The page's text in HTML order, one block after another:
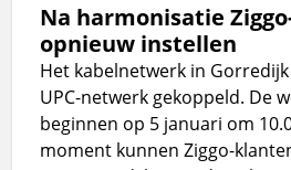
Na harmonisatie
opnieuw instellen
Het kabelnetwerk in
UPC-netwerk gekoppeld. De
beginnen op 5 januari om
moment kunnen Ziggo-